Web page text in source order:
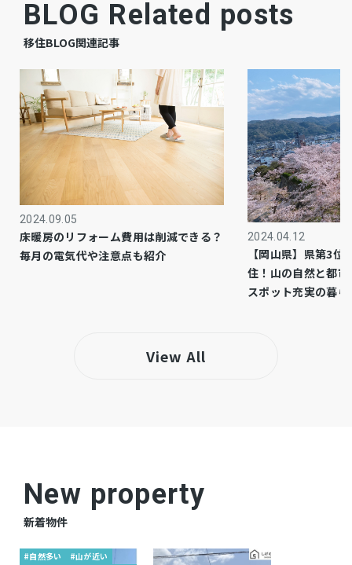
現況 空家
駐車場 有
上水道 －
下水道 －
ガス
都市計画 市街化区域
☆岡山佐山郵便局まで徒歩10分（740ｍ）
BLOG Related posts
移住BLOG関連記事
2024.09.05
床暖房のリフォーム費用は削減できる？
毎月の電気代や注意点も紹介
2024.04.12
【岡山県】県第3
住！山の自然と都
スポット充実の暮
View All
New property
新着物件
#自然多い
#山が近い